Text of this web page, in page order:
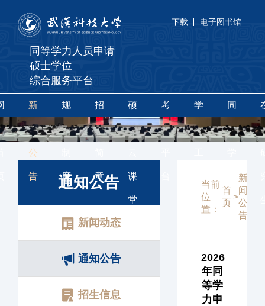
同等学力人员申请
硕士学位
综合服务平台
下载 电子图书馆
新
闻
公
告
规
章
度
招
生
章
硕
果
课
堂
考
辅
学
位
同
等
申
通知公告
新闻动态
通知公告
招生信息
当前
位
置：
首
页
>
新
闻
公
告
2026
年同
等学
力申